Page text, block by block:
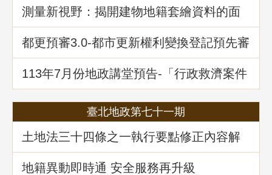
測量新視野：揭開建物地籍套繪資料的面
紗
都更預審3.0-都市更新權利變換登記預先審
查制度
113年7月份地政講堂預告-「行政救濟案件
剖析-以若干土地測量及登記事件為例」
臺北地政第七十一期
土地法三十四條之一執行要點修正內容解
析
地籍異動即時通 安全服務再升級